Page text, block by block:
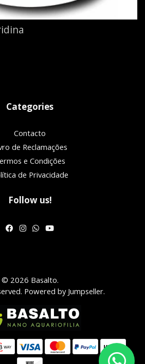
Categories
Contacto
de Reclamações
e Condições
de Privacidade
Follow us!
© 2026 Basalto.
Powered by Jumpseller.